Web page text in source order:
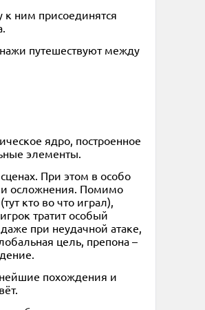
к ним присоединятся
путешествуют между
ядро, построенное
элементы.
При этом в особо
осложнения. Помимо
кто во что играл),
тратит особый
при неудачной атаке,
цель, препона –
похождения и